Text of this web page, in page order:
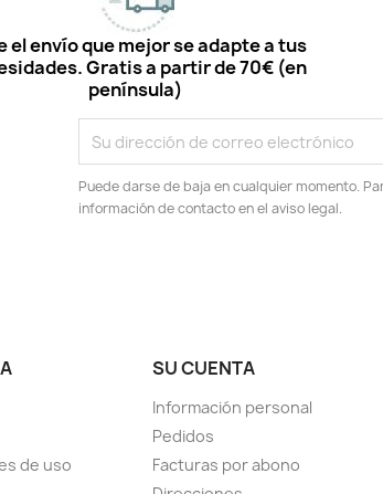
el envío que mejor se adapte a tus
Gratis a partir de 70€ (en
península)
Puede darse de baja en cualquier momento.
información de contacto en el aviso legal.
de uso
SU CUENTA
Información personal
Pedidos
Facturas por abono